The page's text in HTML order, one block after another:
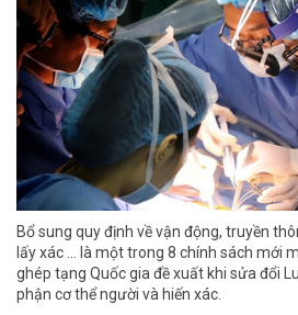
Bổ sung quy định về vận động, truyền
lấy xác ... là một trong 8 chính sách mới
ghép tạng Quốc gia đề xuất khi sửa đổi
phận cơ thể người và hiến xác.